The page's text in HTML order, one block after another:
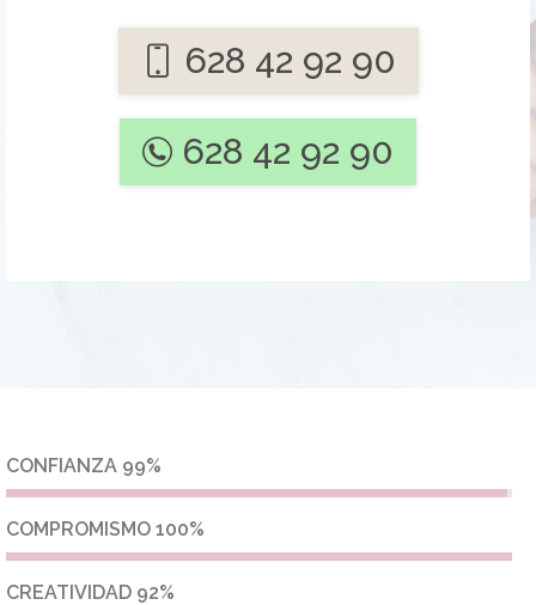
628 42 92 90
628 42 92 90
CONFIANZA 99%
COMPROMISMO 100%
CREATIVIDAD 92%